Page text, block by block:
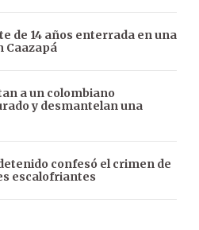
de 14 años enterrada en una
Caazapá
a un colombiano
y desmantelan una
confesó el crimen de
escalofriantes